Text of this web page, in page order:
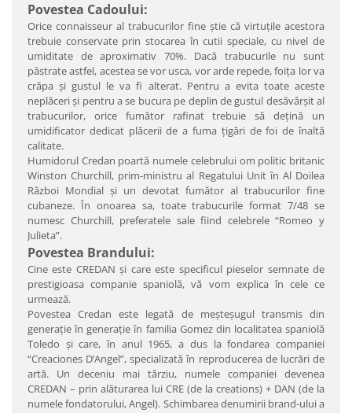
Povestea Cadoului:
Orice connaisseur al trabucurilor fine ştie că virtuţile acestora
trebuie conservate prin stocarea în cutii speciale, cu nivel de
umiditate de aproximativ 70%. Dacă trabucurile nu sunt
păstrate astfel, acestea se vor usca, vor arde repede, foiţa lor va
crăpa şi gustul le va fi alterat. Pentru a evita toate aceste
neplăceri şi pentru a se bucura pe deplin de gustul desăvârşit al
trabucurilor, orice fumător rafinat trebuie să deţină un
umidificator dedicat plăcerii de a fuma ţigări de foi de înaltă
calitate.
Humidorul Credan poartă numele celebrului om politic britanic
Winston Churchill, prim-ministru al Regatului Unit în Al Doilea
Război Mondial şi un devotat fumător al trabucurilor fine
cubaneze. În onoarea sa, toate trabucurile format 7/48 se
numesc Churchill, preferatele sale fiind celebrele “Romeo y
Julieta”.
Povestea Brandului:
Cine este CREDAN şi care este specificul pieselor semnate de
prestigioasa companie spaniolă, vă vom explica în cele ce
urmează.
Povestea Credan este legată de meşteşugul transmis din
generaţie în generaţie în familia Gomez din localitatea spaniolă
Toledo şi care, în anul 1965, a dus la fondarea companiei
“Creaciones D’Angel”, specializată în reproducerea de lucrări de
artă. Un deceniu mai târziu, numele companiei devenea
CREDAN – prin alăturarea lui CRE (de la creations) + DAN (de la
numele fondatorului, Angel). Schimbarea denumirii brand-ului a